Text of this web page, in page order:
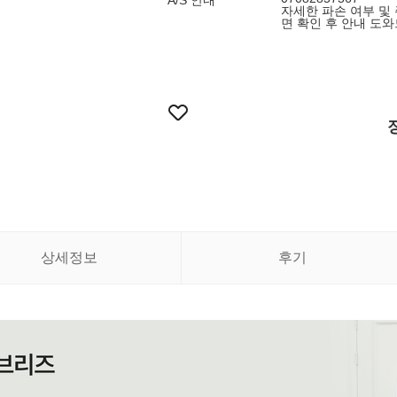
자세한 파손 여부 및
면 확인 후 안내 도
상세정보 후기